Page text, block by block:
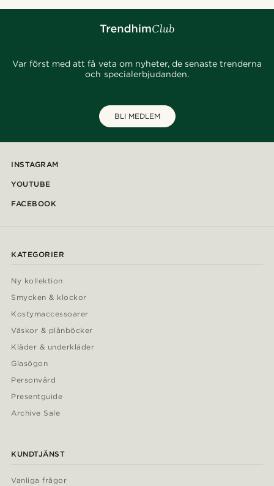
Var först med att få veta om nyheter, de senaste trenderna
och specialerbjudanden.
BLI MEDLEM
INSTAGRAM
YOUTUBE
FACEBOOK
KATEGORIER
Ny kollektion
Smycken & klockor
Kostymaccessoarer
Väskor & plånböcker
Kläder & underkläder
Glasögon
Personvård
Presentguide
Archive Sale
KUNDTJÄNST
Vanliga frågor